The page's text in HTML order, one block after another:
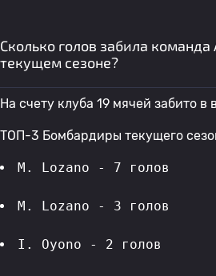
Сколько голов забила команда
текущем сезоне?
На счету клуба 19 мячей забито в
ТОП-3 Бомбардиры текущего
M. Lozano - 7 голов
M. Lozano - 3 голов
I. Oyono - 2 голов